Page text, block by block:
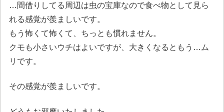
…間借りしてる周辺は虫の宝庫なので食べ物として見ら
れる感覚が羨ましいです。
もう怖くて怖くて、ちっとも慣れません。
クモも小さいウチはよいですが、大きくなるともう…ム
リです。
その感覚が羨ましいです。